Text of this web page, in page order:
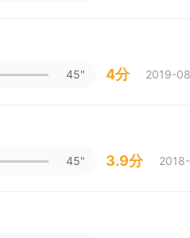
45" 4分 2019-
45" 3.9分